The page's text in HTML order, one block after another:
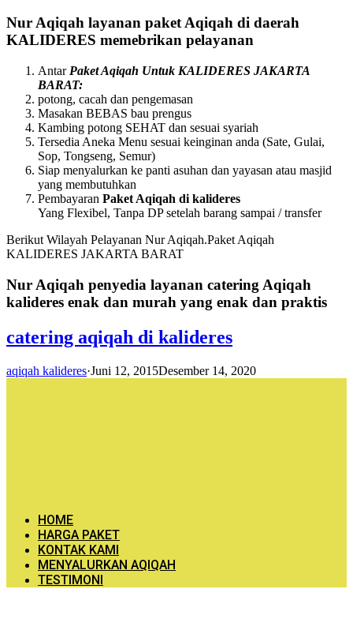
Nur Aqiqah layanan paket Aqiqah di daerah
KALIDERES memebrikan pelayanan
Antar Paket Aqiqah Untuk KALIDERES JAKARTA
BARAT:
potong, cacah dan pengemasan
Masakan BEBAS bau prengus
Kambing potong SEHAT dan sesuai syariah
Tersedia Aneka Menu sesuai keinginan anda (Sate, Gulai,
Sop, Tongseng, Semur)
Siap menyalurkan ke panti asuhan dan yayasan atau masjid
yang membutuhkan
Pembayaran Paket Aqiqah di kalideres
Yang Flexibel, Tanpa DP setelah barang sampai / transfer
Berikut Wilayah Pelayanan Nur Aqiqah.Paket Aqiqah
KALIDERES JAKARTA BARAT
Nur Aqiqah penyedia layanan catering Aqiqah
kalideres enak dan murah yang enak dan praktis
catering aqiqah di kalideres
aqiqah kalideres·Juni 12, 2015Desember 14, 2020
HOME
HARGA PAKET
KONTAK KAMI
MENYALURKAN AQIQAH
TESTIMONI